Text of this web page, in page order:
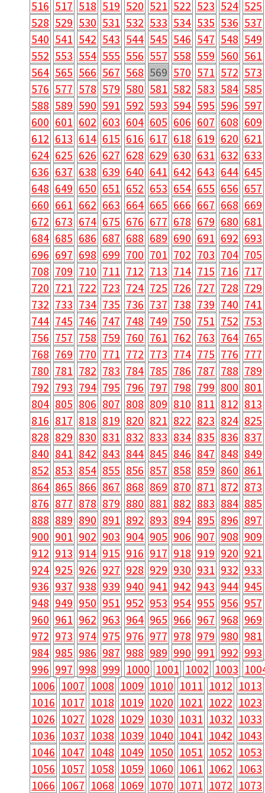
516 517 518 519 520 521 522 523 524 525
528 529 530 531 532 533 534 535 536 537
540 541 542 543 544 545 546 547 548 549
552 553 554 555 556 557 558 559 560 561
564 565 566 567 568 569 570 571 572 573
576 577 578 579 580 581 582 583 584 585
588 589 590 591 592 593 594 595 596 597
600 601 602 603 604 605 606 607 608 609
612 613 614 615 616 617 618 619 620 621
624 625 626 627 628 629 630 631 632 633
636 637 638 639 640 641 642 643 644 645
648 649 650 651 652 653 654 655 656 657
660 661 662 663 664 665 666 667 668 669
672 673 674 675 676 677 678 679 680 681
684 685 686 687 688 689 690 691 692 693
696 697 698 699 700 701 702 703 704 705
708 709 710 711 712 713 714 715 716 717
720 721 722 723 724 725 726 727 728 729
732 733 734 735 736 737 738 739 740 741
744 745 746 747 748 749 750 751 752 753
756 757 758 759 760 761 762 763 764 765
768 769 770 771 772 773 774 775 776 777
780 781 782 783 784 785 786 787 788 789
792 793 794 795 796 797 798 799 800 801
804 805 806 807 808 809 810 811 812 813
816 817 818 819 820 821 822 823 824 825
828 829 830 831 832 833 834 835 836 837
840 841 842 843 844 845 846 847 848 849
852 853 854 855 856 857 858 859 860 861
864 865 866 867 868 869 870 871 872 873
876 877 878 879 880 881 882 883 884 885
888 889 890 891 892 893 894 895 896 897
900 901 902 903 904 905 906 907 908 909
912 913 914 915 916 917 918 919 920 921
924 925 926 927 928 929 930 931 932 933
936 937 938 939 940 941 942 943 944 945
948 949 950 951 952 953 954 955 956 957
960 961 962 963 964 965 966 967 968 969
972 973 974 975 976 977 978 979 980 981
984 985 986 987 988 989 990 991 992 993
996 997 998 999 1000 1001 1002 1003
1006 1007 1008 1009 1010 1011 1012 1013
1016 1017 1018 1019 1020 1021 1022 1023
1026 1027 1028 1029 1030 1031 1032 1033
1036 1037 1038 1039 1040 1041 1042 1043
1046 1047 1048 1049 1050 1051 1052 1053
1056 1057 1058 1059 1060 1061 1062 1063
1066 1067 1068 1069 1070 1071 1072 1073